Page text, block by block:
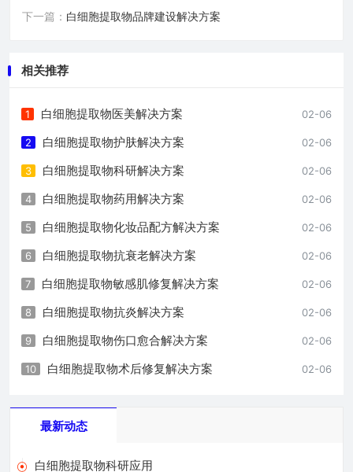
下一篇： 白细胞提取物品牌建设解决方案
相关推荐
02-06
1 白细胞提取物医美解决方案
02-06
2 白细胞提取物护肤解决方案
02-06
3 白细胞提取物科研解决方案
02-06
4 白细胞提取物药用解决方案
02-06
5 白细胞提取物化妆品配方解决方案
02-06
6 白细胞提取物抗衰老解决方案
02-06
7 白细胞提取物敏感肌修复解决方案
02-06
8 白细胞提取物抗炎解决方案
02-06
9 白细胞提取物伤口愈合解决方案
02-06
10 白细胞提取物术后修复解决方案
最新动态
白细胞提取物科研应用